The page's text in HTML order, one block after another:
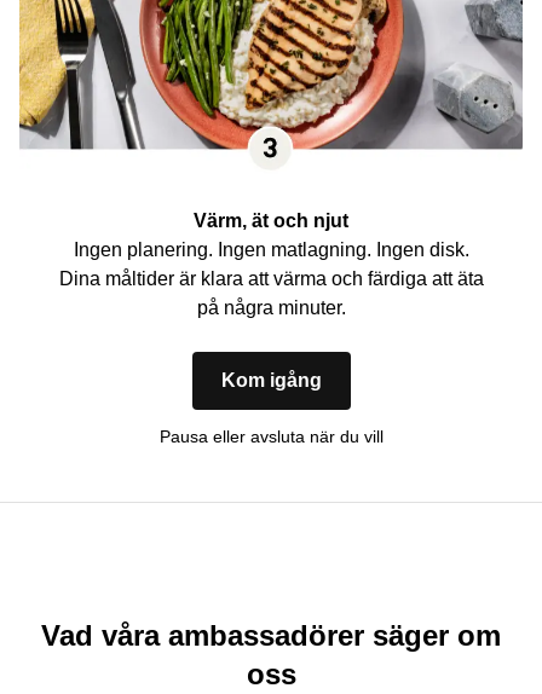
Värm, ät och njut
Ingen planering. Ingen matlagning. Ingen disk.
Dina måltider är klara att värma och färdiga att äta
på några minuter.
Kom igång
Pausa eller avsluta när du vill
Vad våra ambassadörer säger om
oss